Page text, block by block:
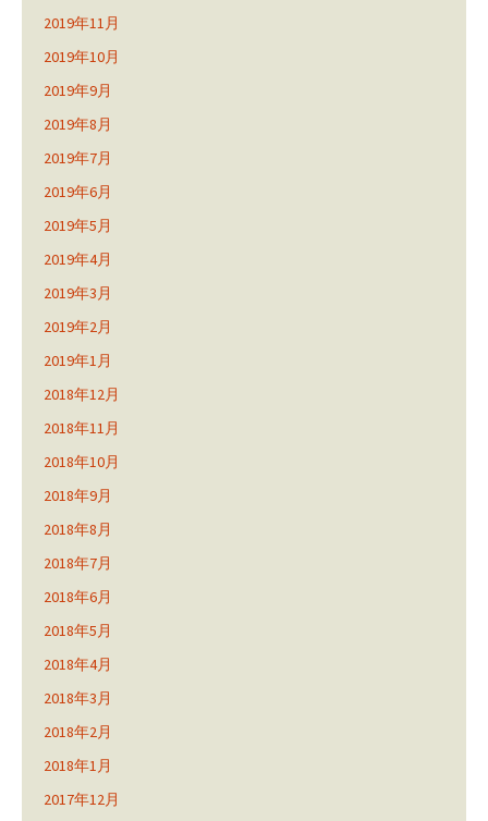
2019年11月
2019年10月
2019年9月
2019年8月
2019年7月
2019年6月
2019年5月
2019年4月
2019年3月
2019年2月
2019年1月
2018年12月
2018年11月
2018年10月
2018年9月
2018年8月
2018年7月
2018年6月
2018年5月
2018年4月
2018年3月
2018年2月
2018年1月
2017年12月